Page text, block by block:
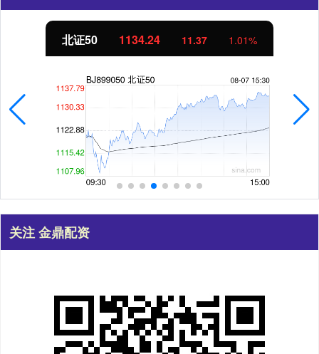
北证50 1134.24 11.37 1.01%
关注 金鼎配资